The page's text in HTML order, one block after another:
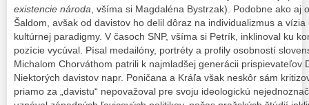
existencie národa, všíma si Magdaléna Bystrzak). Podobne ako aj
Šaldom, avšak od davistov ho delil dôraz na individualizmus a
kultúrnej paradigmy. V časoch SNP, všíma si Petrík, inklinoval ku
pozície vycúval. Písal medailóny, portréty a profily osobností
Michalom Chorváthom patrili k najmladšej generácii prispievateľov
Niektorých davistov napr. Poničana a Kráľa však neskôr sám
priamo za „davistu“ nepovažoval pre svoju ideologickú